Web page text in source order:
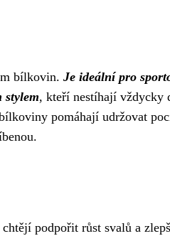
bílkovin. Je ideální pro
stylem, kteří nestíhají vždycky
pomáhají udržovat
podpořit růst svalů a